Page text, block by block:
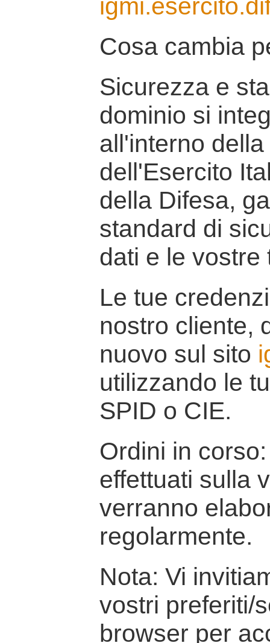
Cosa cambia
Sicurezza e
dominio si
all'interno
dell'Esercito
della Difesa,
standard di
dati e le vostre
Le tue
nostro cliente,
nuovo sul sito
utilizzando le
SPID o CIE.
Ordini in
effettuati sulla
verranno
regolarmente.
Nota: Vi
vostri preferiti/
browser per